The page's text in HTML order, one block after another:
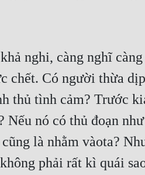
nghi, càng nghĩ
chết. Có người thừa
thủ tình cảm? Trước
nó có thủ đoạn
là nhằm vàota?
phải rất kì quái